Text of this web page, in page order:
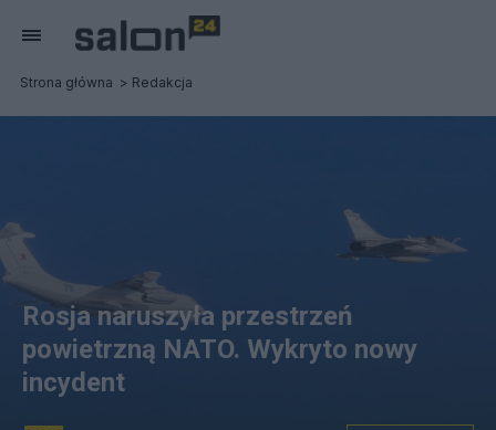
Strona główna Redakcja
Rosja naruszyła przestrzeń
powietrzną NATO. Wykryto nowy
incydent